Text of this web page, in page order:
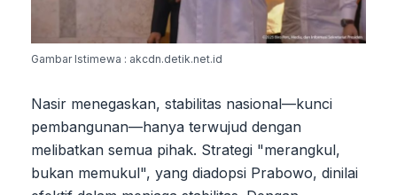
Gambar Istimewa : akcdn.detik.net.id
Nasir menegaskan, stabilitas nasional—kunci
pembangunan—hanya terwujud dengan
melibatkan semua pihak. Strategi "merangkul,
bukan memukul", yang diadopsi Prabowo, dinilai